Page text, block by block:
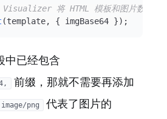
将 HTML 模板和图片数据
(template, { imgBase64 });
中已经包含
前缀，那就不需要再添加
image/png
代表了图片的